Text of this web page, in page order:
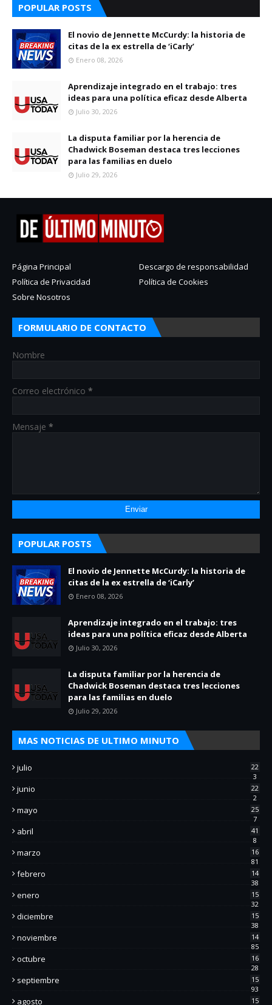
POPULAR POSTS
El novio de Jennette McCurdy: la historia de
citas de la ex estrella de ‘iCarly’
Enero 08, 2026
Aprendizaje integrado en el trabajo: tres
ideas para una política eficaz desde Alberta
Julio 30, 2026
La disputa familiar por la herencia de
Chadwick Boseman destaca tres lecciones
para las familias en duelo
Julio 29, 2026
Página Principal
Descargo de responsabilidad
Política de Privacidad
Política de Cookies
Sobre Nosotros
FORMULARIO DE CONTACTO
Nombre
Correo electrónico *
Mensaje *
POPULAR POSTS
El novio de Jennette McCurdy: la historia de
citas de la ex estrella de ‘iCarly’
Enero 08, 2026
Aprendizaje integrado en el trabajo: tres
ideas para una política eficaz desde Alberta
Julio 30, 2026
La disputa familiar por la herencia de
Chadwick Boseman destaca tres lecciones
para las familias en duelo
Julio 29, 2026
MAS NOTICIAS DE ULTIMO MINUTO
julio
22
3
junio
22
2
mayo
25
7
abril
41
8
marzo
16
81
febrero
14
38
enero
15
32
diciembre
15
38
noviembre
14
85
octubre
16
28
septiembre
15
93
agosto
15